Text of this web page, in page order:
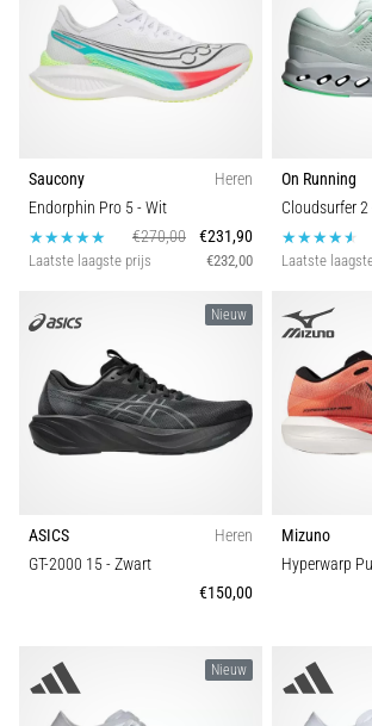
gezondheidsprobleem…
Toon
Saucony
Heren
Endorphin Pro 5- Wit
€270,00
€231,90
Laatste laagste prijs €232,00
On Running
Cloudsurfer 2
Laatste
Nieuw
ASICS
Heren
GT-2000 15- Zwart
€150,00
Mizuno
Hyperwarp
Nieuw